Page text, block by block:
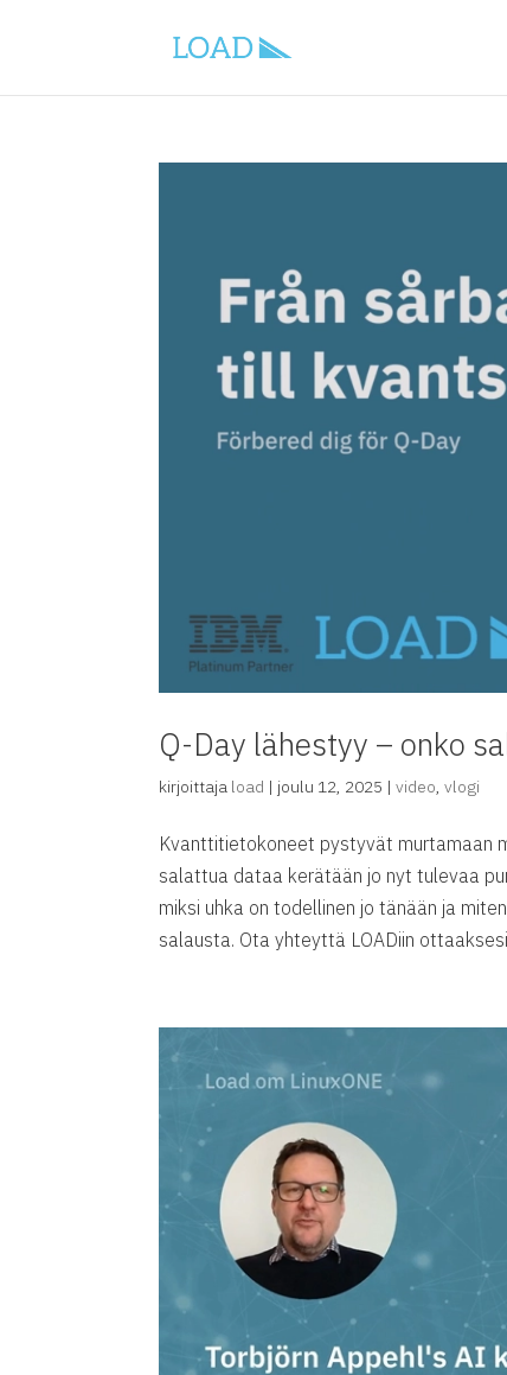
Q-Day lähestyy – onko
kirjoittaja load | joulu 12, 2025 |video,vlogi
Kvanttitietokoneet pystyvät murtamaan
salattua dataa kerätään jo nyt tulevaa
miksi uhka on todellinen jo tänään ja
salausta. Ota yhteyttä LOADiin